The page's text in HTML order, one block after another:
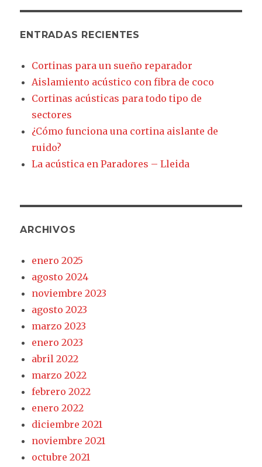
ENTRADAS RECIENTES
Cortinas para un sueño reparador
Aislamiento acústico con fibra de coco
Cortinas acústicas para todo tipo de
sectores
¿Cómo funciona una cortina aislante de
ruido?
La acústica en Paradores – Lleida
ARCHIVOS
enero 2025
agosto 2024
noviembre 2023
agosto 2023
marzo 2023
enero 2023
abril 2022
marzo 2022
febrero 2022
enero 2022
diciembre 2021
noviembre 2021
octubre 2021